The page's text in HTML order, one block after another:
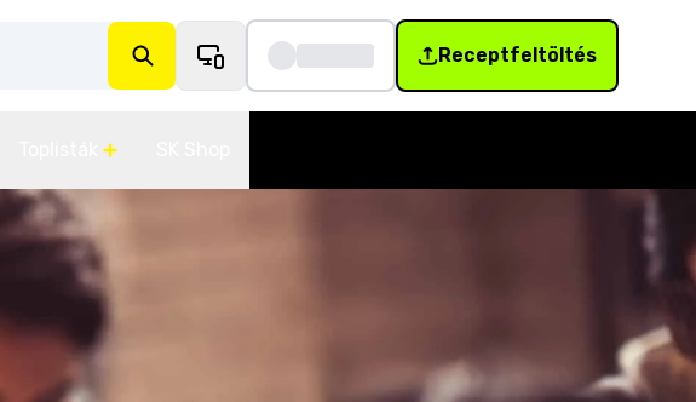
Receptfeltöltés